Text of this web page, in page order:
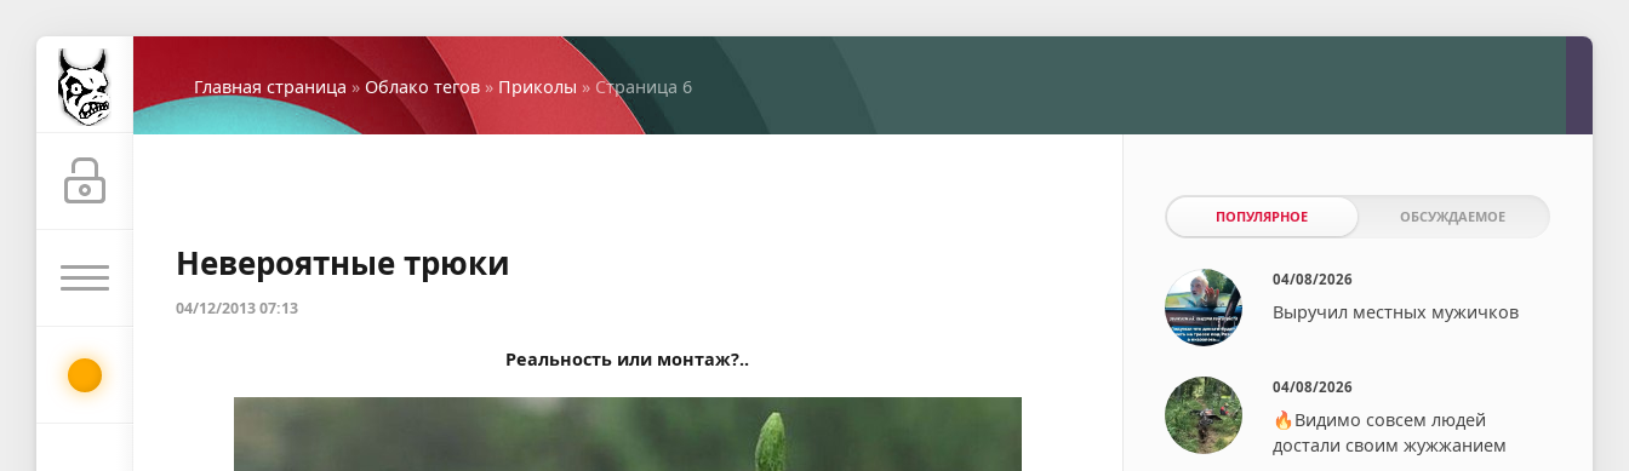
Главная страница » Облако тегов » Приколы » Страница 6
Невероятные трюки
04/12/2013 07:13
Реальность или монтаж?..
ПОПУЛЯРНОЕ ОБСУЖДАЕМОЕ
04/08/2026
Выручил местных мужичков
04/08/2026
🔥Видимо совсем людей
достали своим жужжанием⁠⁠